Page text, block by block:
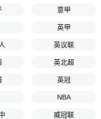
意甲
英甲
英议联
英北超
英冠
NBA
威冠联